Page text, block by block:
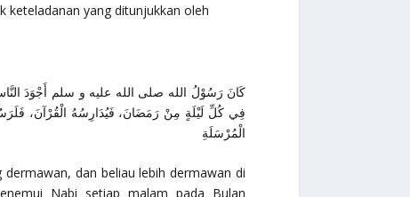
keteladanan yang ditunjukkan oleh
كَانَ رَسُوْلُ الله صلى الله عليه و سلم أَجْوَدَ
فِي كُلِّ لَيْلَةٍ مِنْ رَمَضَانَ، فَيُدَارِسُهُ الْقُرْآنَ،
الْمُرْسَلَةِ
dermawan, dan beliau lebih dermawan di
Nabi setiap malam pada Bulan